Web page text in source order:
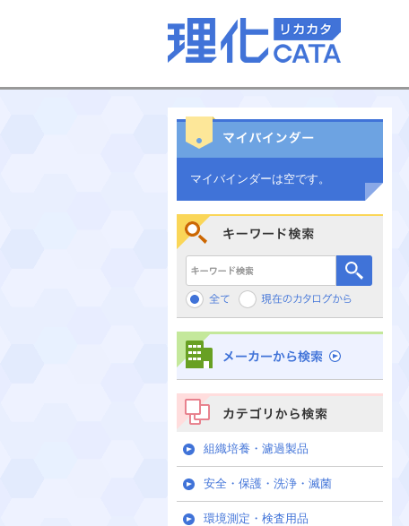
マイバインダーは空です。
キーワード検索
カテゴリから検索
組織培養・濾過製品
安全・保護・洗浄・滅菌
環境測定・検査用品